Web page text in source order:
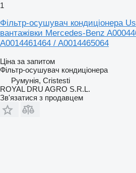
1
Фільтр-осушувач кондиціонера
вантажівки Mercedes-Benz
A0014461464 / A0014465064
Ціна за запитом
Фільтр-осушувач кондиціонера
Румунія, Cristesti
ROYAL DRU AGRO S.R.L.
Зв'язатися з продавцем